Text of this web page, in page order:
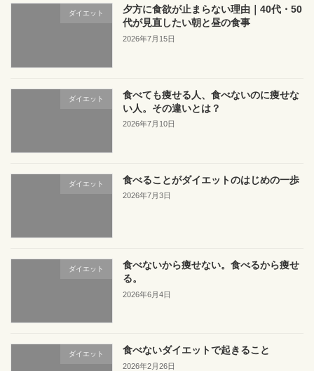
ダイエット
夕方に食欲が止まらない理由｜40代・50
代が見直したい朝と昼の食事
2026年7月15日
ダイエット
食べても痩せる人、食べないのに痩せな
い人。その違いとは？
2026年7月10日
ダイエット 食べることがダイエットのはじめの一歩
2026年7月3日
ダイエット
食べないから痩せない。食べるから痩せ
る。
2026年6月4日
ダイエット 食べないダイエットで起きること
2026年2月26日